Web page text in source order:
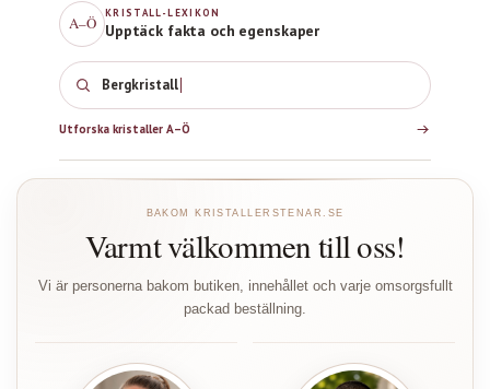
A–Ö
KRISTALL-LEXIKON
Upptäck fakta och egenskaper
Bergkrista
Utforska kristaller A–Ö
BAKOM KRISTALLERSTENAR.SE
Varmt välkommen till oss!
Vi är personerna bakom butiken, innehållet och varje omsorgsfullt
packad beställning.